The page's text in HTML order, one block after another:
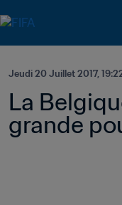
Jeudi 20 Juillet 2017,
La
grande